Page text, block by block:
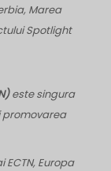
Marea
Spotlight
este singura
Europa